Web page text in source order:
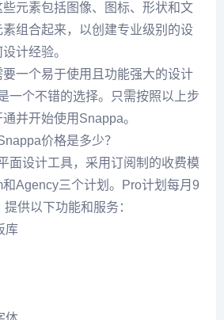
元素包括图像、图标、形状和文
组合起来，以创建专业级别的设
计经验。
一个易于使用且功能强大的设计
一个不错的选择。只需按照以上步
并开始使用Snappa。
价格是多少？
面设计工具，采用订阅制的收费模
Agency三个计划。Pro计划每月9
供以下功能和服务：
库